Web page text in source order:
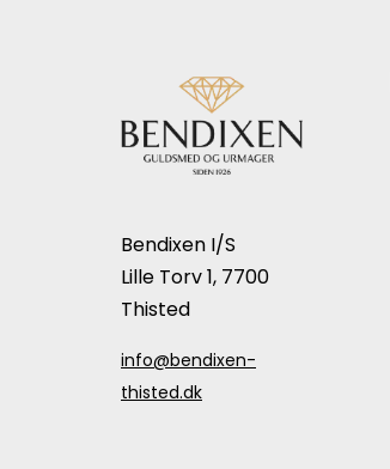
Bendixen I/S
Lille Torv 1, 7700
Thisted
info@bendixen-
thisted.dk